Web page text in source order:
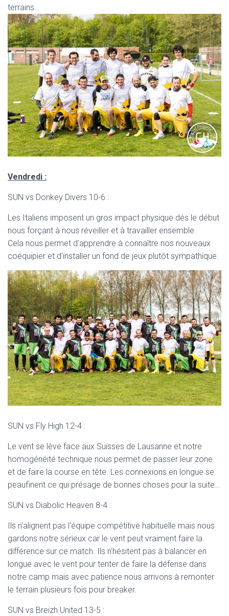
terrains…
Vendredi :
SUN vs Donkey Divers 10-6 :
Les Italiens imposent un gros impact physique dés le début
nous forçant à nous réveiller et à travailler ensemble.
Cela nous permet d'apprendre à connaître nos nouveaux
coéquipier et d'installer un fond de jeux plutôt sympathique.
SUN vs Fly High 12-4 :
Le vent se lève face aux Suisses de Lausanne et notre
homogénéité technique nous permet de passer leur zone
et de faire la course en tête. Les connexions en longue se
peaufinent ce qui présage de bonnes choses pour la suite…
SUN vs Diabolic Heaven 8-4 :
Ils n'alignent pas l'équipe compétitive habituelle mais nous
gardons notre sérieux car le vent peut vraiment faire la
différence sur ce match. Ils n'hésitent pas à balancer en
longue avec le vent pour tenter de faire la défense dans
notre camp mais avec patience nous arrivons à remonter
le terrain plusieurs fois pour breaker.
SUN vs Breizh United 13-5 :